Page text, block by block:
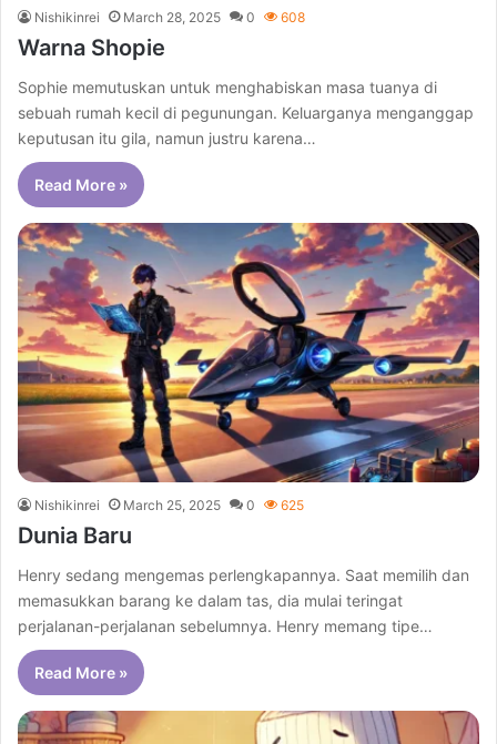
Nishikinrei March 28, 2025 0 608
Warna Shopie
Sophie memutuskan untuk menghabiskan masa tuanya di
sebuah rumah kecil di pegunungan. Keluarganya menganggap
keputusan itu gila, namun justru karena…
Read More »
Nishikinrei March 25, 2025 0 625
Dunia Baru
Henry sedang mengemas perlengkapannya. Saat memilih dan
memasukkan barang ke dalam tas, dia mulai teringat
perjalanan-perjalanan sebelumnya. Henry memang tipe…
Read More »